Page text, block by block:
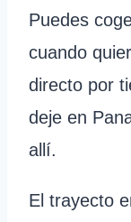
Puedes
cuando
directo por
deje en
allí.
El trayecto